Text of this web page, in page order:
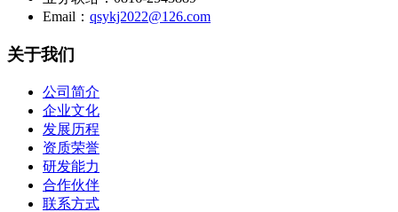
Email： qsykj2022@126.com
关于我们
公司简介
企业文化
发展历程
资质荣誉
研发能力
合作伙伴
联系方式